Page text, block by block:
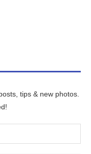
tips & new photos.